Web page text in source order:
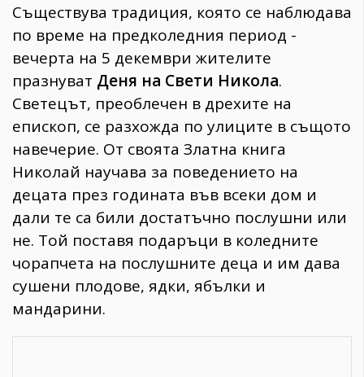
Съществува традиция, която се наблюдава
по време на предколедния период -
вечерта на 5 декември жителите
празнуват Деня на Свети Никола.
Светецът, преоблечен в дрехите на
епископ, се разхожда по улиците в същото
навечерие. От своята Златна книга
Николай научава за поведението на
децата през годината във всеки дом и
дали те са били достатъчно послушни или
не. Той поставя подаръци в коледните
чорапчета на послушните деца и им дава
сушени плодове, ядки, ябълки и
мандарини.